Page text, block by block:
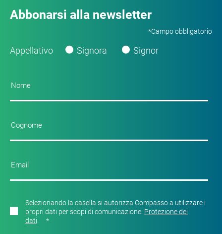
Abbonarsi alla newsletter
*Campo obbligatorio
Appellativo Signora Signor
Selezionando la casella si autorizza Compasso a utilizzare i
propri dati per scopi di comunicazione. Protezione dei
dati
*